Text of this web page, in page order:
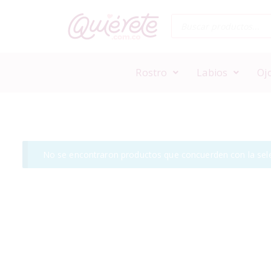
Rostro Labios
No se encontraron productos que concuerden con la